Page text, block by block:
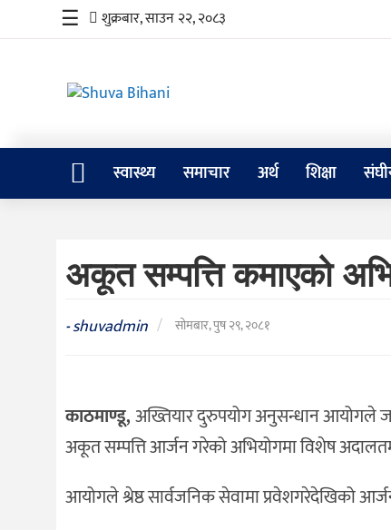
स्वास्थ्य
समाचार
विचार
☰ शुक्रबार, साउन २२, २०८३
स्वास्थ्य समाचार अर्थ शिक्षा
अकूत सम्पत्ति कमाएको
-shuvadmin / सोमबार, पुष २९, २०८१
काठमाण्डू,अख्तियार दुरुपयोग अनुसन्धान आयोगले
अकूत सम्पत्ति आर्जन गरेको अभियोगमा विशेष
आयोगले श्रेष्ठ सार्वजनिक सेवामा प्रवेशगरेदेखिको